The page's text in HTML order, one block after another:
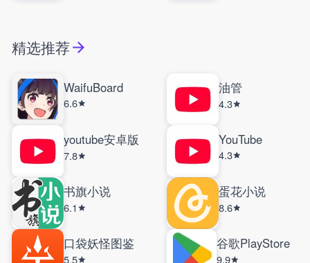
精选推荐
WaifuBoard
6.6
油管
4.3
youtube安卓版
7.8
YouTube
4.3
书旗小说
6.1
蛋花小说
8.6
口袋妖怪图鉴
5.5
谷歌PlayStore
9.9